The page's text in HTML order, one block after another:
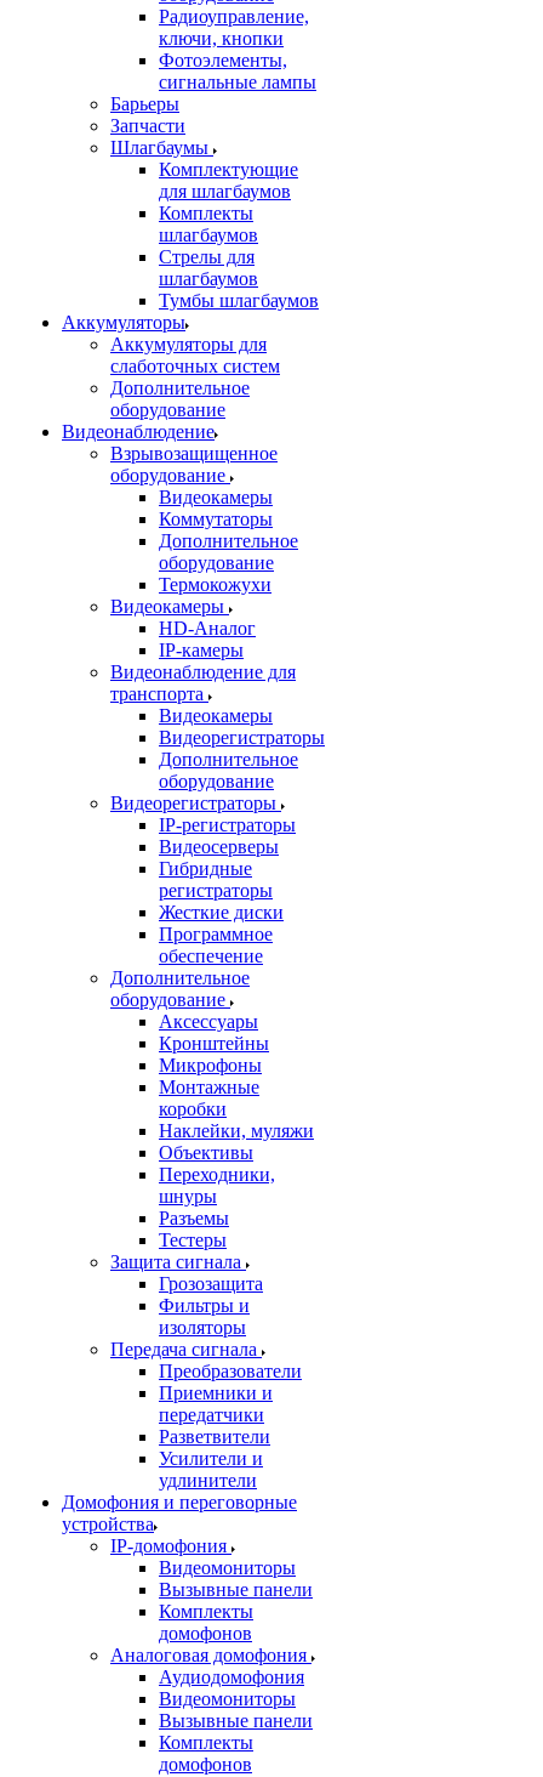
Радиоуправление,
ключи, кнопки
Фотоэлементы,
сигнальные лампы
Барьеры
Запчасти
Шлагбаумы
Комплектующие
для шлагбаумов
Комплекты
шлагбаумов
Стрелы для
шлагбаумов
Тумбы шлагбаумов
Аккумуляторы
Аккумуляторы для
слаботочных систем
Дополнительное
оборудование
Видеонаблюдение
Взрывозащищенное
оборудование
Видеокамеры
Коммутаторы
Дополнительное
оборудование
Термокожухи
Видеокамеры
HD-Аналог
IP-камеры
Видеонаблюдение для
транспорта
Видеокамеры
Видеорегистраторы
Дополнительное
оборудование
Видеорегистраторы
IP-регистраторы
Видеосерверы
Гибридные
регистраторы
Жесткие диски
Программное
обеспечение
Дополнительное
оборудование
Аксессуары
Кронштейны
Микрофоны
Монтажные
коробки
Наклейки, муляжи
Объективы
Переходники,
шнуры
Разъемы
Тестеры
Защита сигнала
Грозозащита
Фильтры и
изоляторы
Передача сигнала
Преобразователи
Приемники и
передатчики
Разветвители
Усилители и
удлинители
Домофония и переговорные
устройства
IP-домофония
Видеомониторы
Вызывные панели
Комплекты
домофонов
Аналоговая домофония
Аудиодомофония
Видеомониторы
Вызывные панели
Комплекты
домофонов